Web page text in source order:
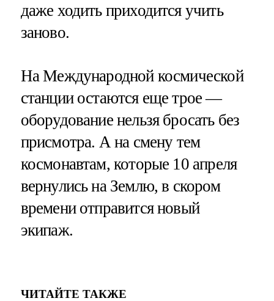
даже ходить приходится учить
заново.
На Международной космической
станции остаются еще трое —
оборудование нельзя бросать без
присмотра. А на смену тем
космонавтам, которые 10 апреля
вернулись на Землю, в скором
времени отправится новый
экипаж.
ЧИТАЙТЕ ТАКЖЕ